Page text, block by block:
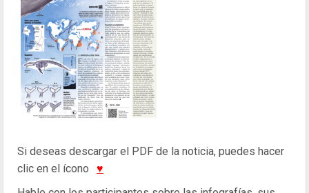
Si deseas descargar el PDF de la noticia, puedes hacer
clic en el ícono
♥